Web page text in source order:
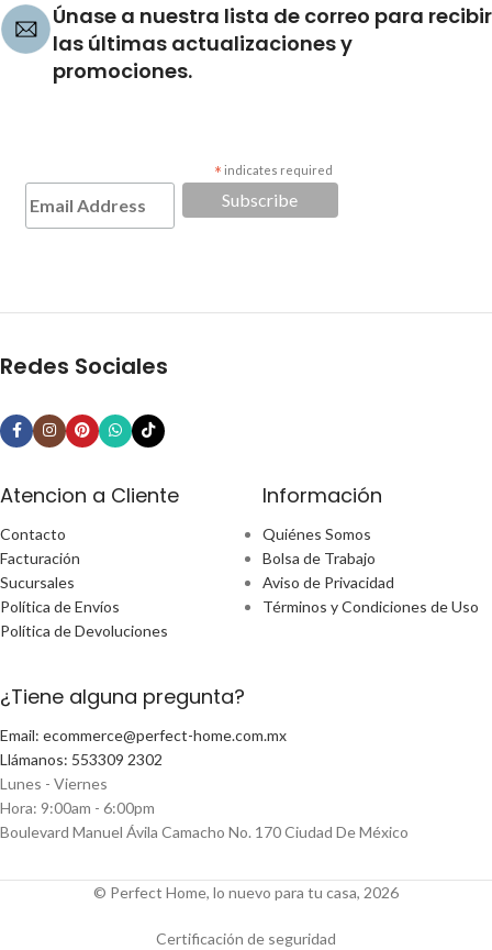
Únase a nuestra lista de correo para recibir
las últimas actualizaciones y
promociones.
* indicates required
Redes Sociales
Atencion a Cliente
Contacto
Facturación
Sucursales
Política de Envíos
Política de Devoluciones
Información
Quiénes Somos
Bolsa de Trabajo
Aviso de Privacidad
Términos y Condiciones de Uso
¿Tiene alguna pregunta?
Email: ecommerce@perfect-home.com.mx
Llámanos: 553309 2302
Lunes - Viernes
Hora: 9:00am - 6:00pm
Boulevard Manuel Ávila Camacho No. 170 Ciudad De México
© Perfect Home, lo nuevo para tu casa, 2026
Certificación de seguridad